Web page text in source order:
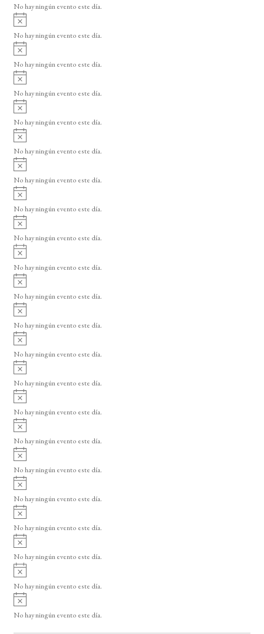
o
i
o
No hay ningún evento este día.
A
v
i
o
No hay ningún evento este día.
A
v
i
o
No hay ningún evento este día.
A
v
i
o
No hay ningún evento este día.
A
v
i
o
No hay ningún evento este día.
A
v
i
o
No hay ningún evento este día.
A
v
i
o
No hay ningún evento este día.
A
v
i
o
No hay ningún evento este día.
A
v
i
o
No hay ningún evento este día.
A
v
i
o
No hay ningún evento este día.
A
v
i
o
No hay ningún evento este día.
A
v
i
o
No hay ningún evento este día.
A
v
i
o
No hay ningún evento este día.
A
v
i
o
No hay ningún evento este día.
A
v
i
o
No hay ningún evento este día.
A
v
i
o
No hay ningún evento este día.
A
v
i
o
No hay ningún evento este día.
A
v
i
o
No hay ningún evento este día.
A
v
i
o
No hay ningún evento este día.
A
v
i
o
No hay ningún evento este día.
A
v
i
o
No hay ningún evento este día.
A
v
i
No hay ningún evento este día.